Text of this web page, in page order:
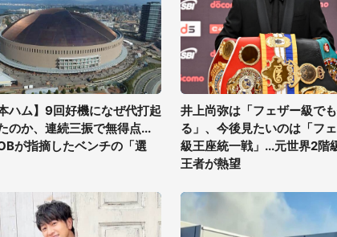
本ハム】9回好機になぜ代打起
のか、連続三振で無得点...
が指摘したベンチの「選
井上尚弥は「フェザー級で
る」、今後見たいのは「フ
級王座統一戦」...元世界2階
王者が熱望